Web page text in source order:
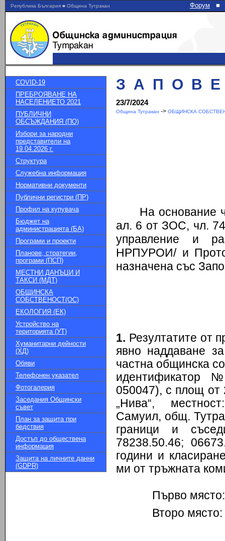
Република България ■ Община Тутракан Форум ■
COVID-19
ПРЕБРОЯВАНЕ НА
НАСЕЛЕНИЕТО 2021
ПУБЛИЧНИ
ОБСЪЖДАНИЯ (ПО)
Избори за народни
представители на
19.04.2026 г.
Структура
Служебна информация
Нормативни документи
Публични регистри (ПР)
Профил на купувача
Бюджет на
администрацията (БА)
Програми и проекти
Планове, стратегии,
програми (ПСП)
МЕСТНИ ДАНЪЦИ И
ТАКСИ (МДТ)
ОБЩИНСКА
СОБСТВЕНОСТ(ОС)
ЕКОЛОГИЯ (ЕК)
Устройство на
територията (УТ)
Хуманитарни дейности
(ХД)
Обяви
Телефонен указател
Фотогалерия
Заседания Общински
съвет
План за защита при
бедствия
Достъп до обществена
информация
Защита на личните данни
(GDPR)
З А П О В Е Д
23/7/2024
Община Тутракан -> ОБЩИНСКА
На основание
ал. 6 от ЗОС, чл.
управление и
НРПУРОИ/ и
назначена със
1. Резултатите от
явно наддаване
частна общинска
идентификатор
050047), с площ от
„Нива“,
Самуил, общ.
граници и
78238.50.46;
години и
ми от тръжната
Първо място:
Второ